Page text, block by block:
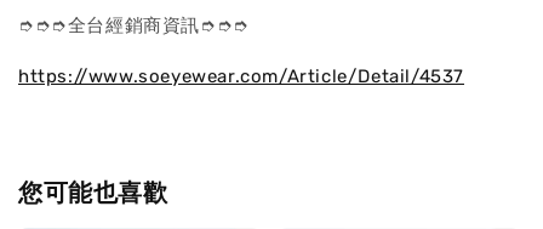
➮➮➮全台經銷商資訊➮➮➮
https://www.soeyewear.com/Article/Detail/4537
您可能也喜歡